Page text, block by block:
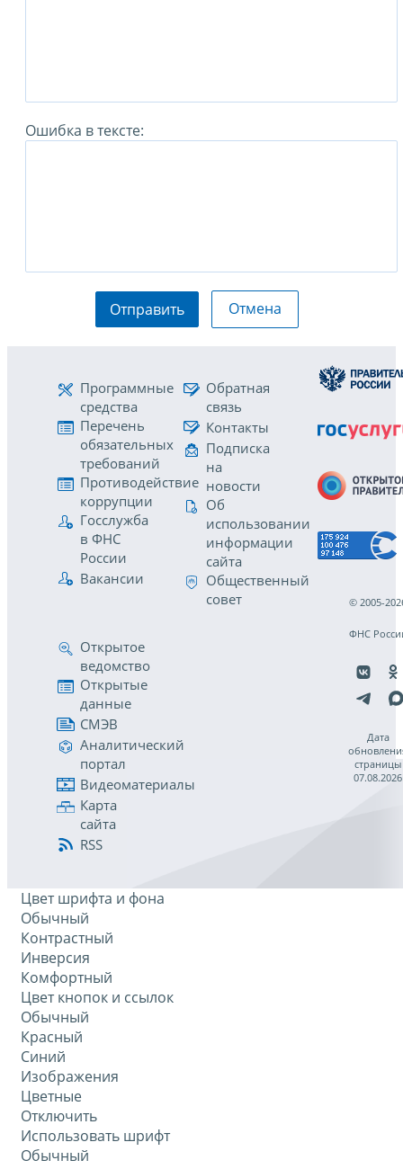
Ошибка в тексте:
Отправить Отмена
Программные
средства
Перечень
обязательных
требований
Противодействие
коррупции
Госслужба
в ФНС
России
Вакансии
Обратная
связь
Контакты
Подписка
на
новости
Об
использовании
информации
сайта
Общественный
совет
Открытое
ведомство
Открытые
данные
СМЭВ
Аналитический
портал
Видеоматериалы
Карта
сайта
RSS
© 2005-
ФНС
Дата
страницы
07.08.2026
Цвет шрифта и фона
Обычный
Контрастный
Инверсия
Комфортный
Цвет кнопок и ссылок
Обычный
Красный
Синий
Изображения
Цветные
Отключить
Использовать шрифт
Обычный